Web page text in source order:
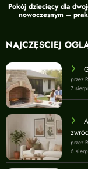
Pokój dziecięcy dla
nowoczesnym –
NAJCZĘŚCIEJ
przez
7
przez
6